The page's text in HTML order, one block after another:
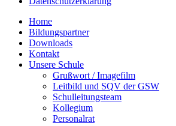
Home
Bildungspartner
Downloads
Kontakt
Unsere Schule
Grußwort / Imagefilm
Leitbild und SQV der GSW
Schulleitungsteam
Kollegium
Personalrat